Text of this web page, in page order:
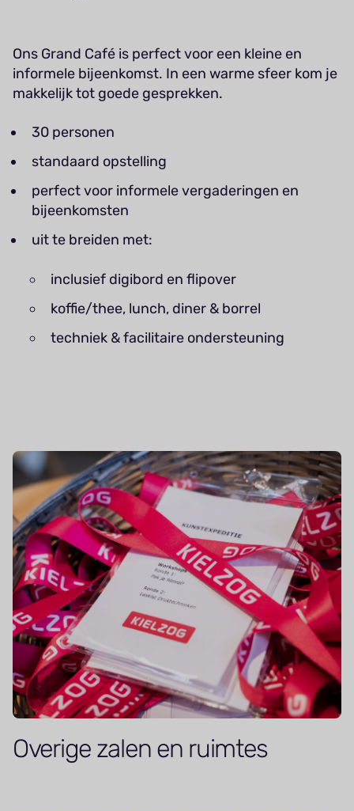
Ons Grand Café is perfect voor een kleine en
informele bijeenkomst. In een warme sfeer kom je
makkelijk tot goede gesprekken.
30 personen
standaard opstelling
perfect voor informele vergaderingen en
bijeenkomsten
uit te breiden met:
inclusief digibord en flipover
koffie/thee, lunch, diner & borrel
techniek & facilitaire ondersteuning
Overige zalen en ruimtes